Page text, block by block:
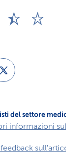
del settore
informazioni